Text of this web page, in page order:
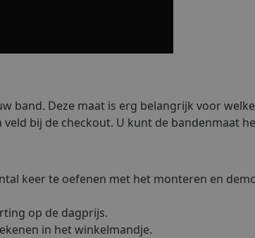
band. Deze maat is erg belangrijk voor
bij de checkout. U kunt de bandenmaat
keer te oefenen met het monteren en
op de dagprijs.
in het winkelmandje.